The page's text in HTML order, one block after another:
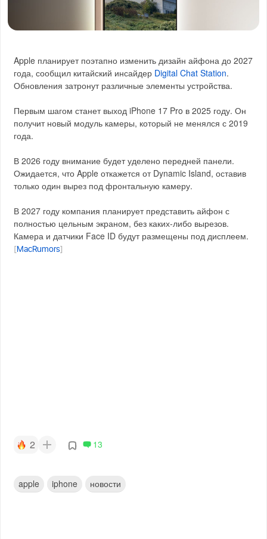
Apple планирует поэтапно изменить дизайн айфона до 2027
года, сообщил китайский инсайдер Digital Chat Station.
Обновления затронут различные элементы устройства.
Первым шагом станет выход iPhone 17 Pro в 2025 году. Он
получит новый модуль камеры, который не менялся с 2019
года.
В 2026 году внимание будет уделено передней панели.
Ожидается, что Apple откажется от Dynamic Island, оставив
только один вырез под фронтальную камеру.
В 2027 году компания планирует представить айфон с
полностью цельным экраном, без каких-либо вырезов.
Камера и датчики Face ID будут размещены под дисплеем.
MacRumors
2 13
apple iphone новости